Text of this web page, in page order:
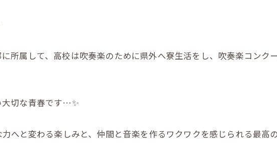
所属して、高校は吹奏楽のために県外へ寮生活をし、吹奏楽コンク
切な青春です…✨
へと変わる楽しみと、仲間と音楽を作るワクワクを感じられる最高